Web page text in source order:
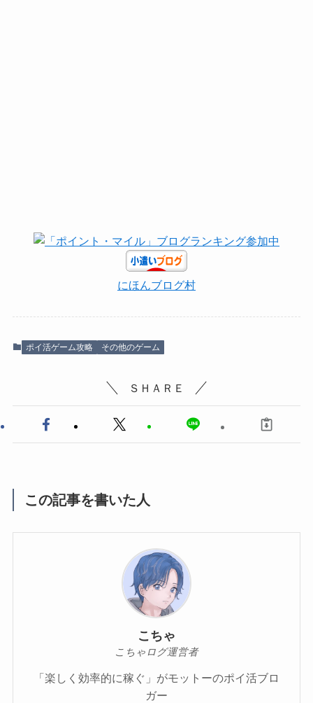
にほんブログ村
ポイ活ゲーム攻略 その他のゲーム
ＳＨＡＲＥ
この記事を書いた人
こちゃ
こちゃログ運営者
「楽しく効率的に稼ぐ」がモットーのポイ活ブロ
ガー